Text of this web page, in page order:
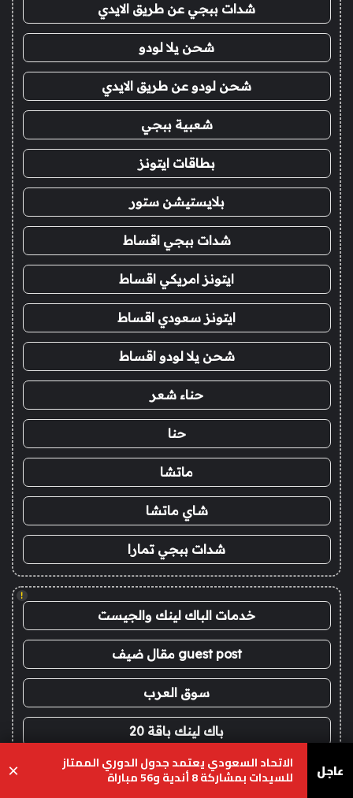
شدات ببجي عن طريق الايدي
شحن يلا لودو
شحن لودو عن طريق الايدي
شعبية ببجي
بطاقات ايتونز
بلايستيشن ستور
شدات ببجي اقساط
ايتونز امريكي اقساط
ايتونز سعودي اقساط
شحن يلا لودو اقساط
حناء شعر
حنا
ماتشا
شاي ماتشا
شدات ببجي تمارا
!
خدمات الباك لينك والجيست
guest post مقال ضيف
سوق العرب
باك لينك باقة 20
اعلانات الباك لينك
عاجل الاتحاد السعودي يعتمد جدول الدوري الممتاز
للسيدات بمشاركة 8 أندية و56 مباراة ×